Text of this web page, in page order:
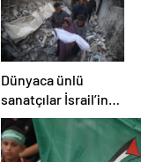
Dünyaca ünlü
sanatçılar İsrail’in
Gazze’deki
soykırımını kınadı